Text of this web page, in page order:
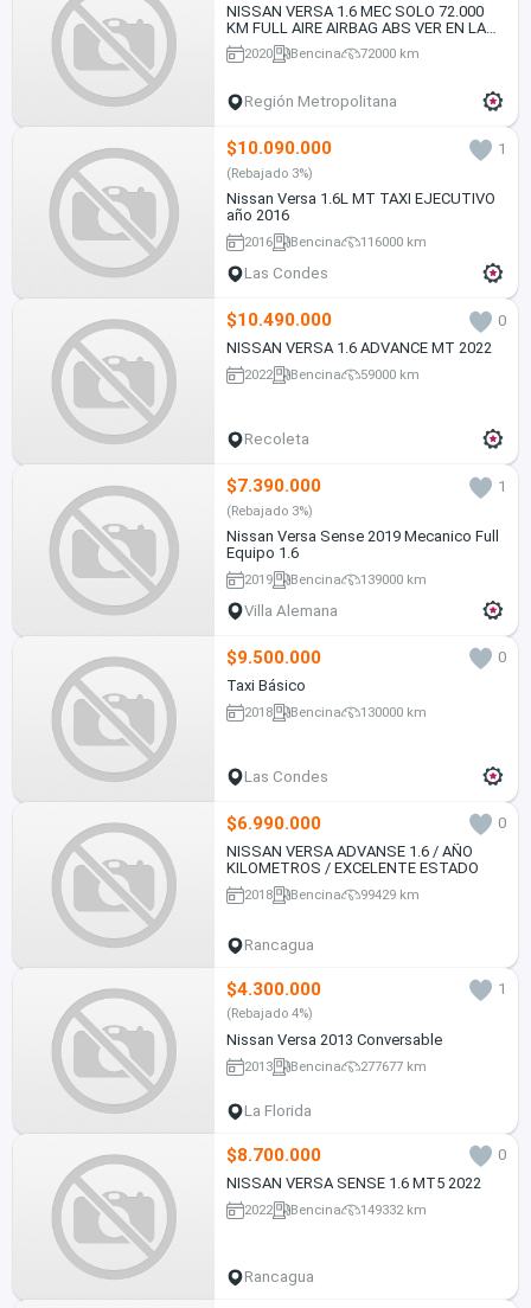
NISSAN VERSA 1.6 MEC SOLO 72.000
KM FULL AIRE AIRBAG ABS VER EN LAS
CONDES 2020
2020 Bencina 72000 km
Región Metropolitana
$10.090.000 1
(Rebajado 3%)
Nissan Versa 1.6L MT TAXI EJECUTIVO
año 2016
2016 Bencina 116000 km
Las Condes
$10.490.000
0
NISSAN VERSA 1.6 ADVANCE MT 2022
2022 Bencina 59000 km
Recoleta
$7.390.000 1
(Rebajado 3%)
Nissan Versa Sense 2019 Mecanico Full
Equipo 1.6
2019 Bencina 139000 km
Villa Alemana
$9.500.000
0
Taxi Básico
2018 Bencina 130000 km
Las Condes
$6.990.000
0
NISSAN VERSA ADVANSE 1.6 / AÑO
KILOMETROS / EXCELENTE ESTADO
2018 Bencina 99429 km
Rancagua
$4.300.000 1
(Rebajado 4%)
Nissan Versa 2013 Conversable
2013 Bencina 277677 km
La Florida
$8.700.000
0
NISSAN VERSA SENSE 1.6 MT5 2022
2022 Bencina 149332 km
Rancagua